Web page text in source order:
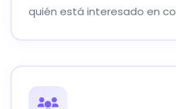
quién está interesado en